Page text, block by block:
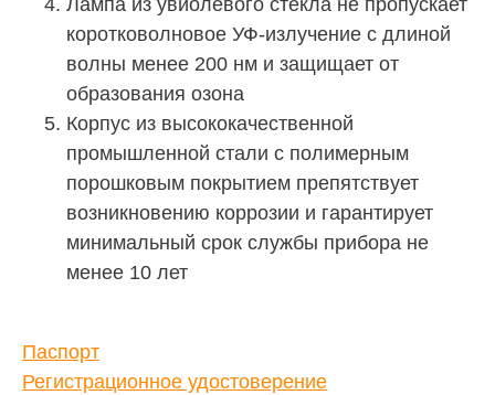
Лампа из увиолевого стекла не пропускает
коротковолновое УФ-излучение с длиной
волны менее 200 нм и защищает от
образования озона
Корпус из высококачественной
промышленной стали с полимерным
порошковым покрытием препятствует
возникновению коррозии и гарантирует
минимальный срок службы прибора не
менее 10 лет
Паспорт
Регистрационное удостоверение